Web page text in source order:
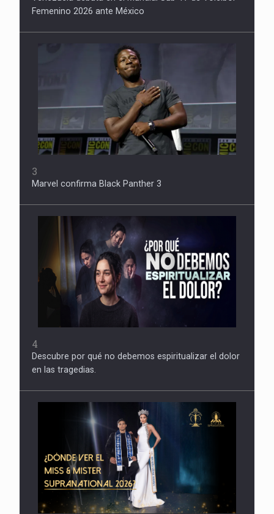
Femenino 2026 ante México
3
Marvel confirma Black Panther 3
4
Descubre por qué no debemos espiritualizar el dolor
en las tragedias.